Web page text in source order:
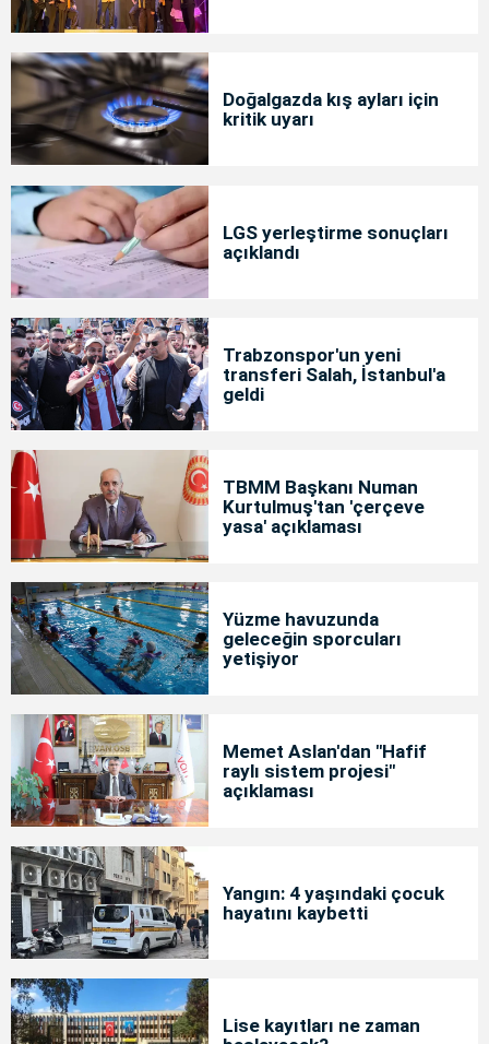
Doğalgazda kış ayları için
kritik uyarı
LGS yerleştirme sonuçları
açıklandı
Trabzonspor'un yeni
transferi Salah, İstanbul'a
geldi
TBMM Başkanı Numan
Kurtulmuş'tan 'çerçeve
yasa' açıklaması
Yüzme havuzunda
geleceğin sporcuları
yetişiyor
Memet Aslan'dan "Hafif
raylı sistem projesi"
açıklaması
Yangın: 4 yaşındaki çocuk
hayatını kaybetti
Lise kayıtları ne zaman